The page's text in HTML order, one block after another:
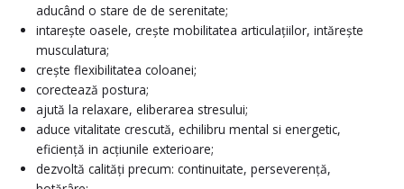
aducând o stare de de serenitate;
intarește oasele, crește mobilitatea articulațiilor, intărește
musculatura;
crește flexibilitatea coloanei;
corectează postura;
ajută la relaxare, eliberarea stresului;
aduce vitalitate crescută, echilibru mental si energetic,
eficiență in acțiunile exterioare;
dezvoltă calități precum: continuitate, perseverență,